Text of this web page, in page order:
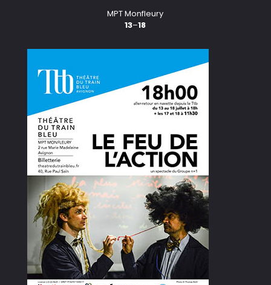
MPT Monfleury
13–18